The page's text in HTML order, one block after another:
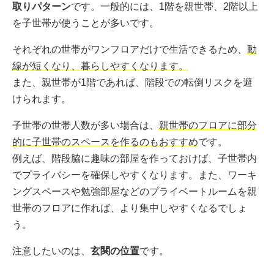
取りパターンです。一般的には、1階を親世帯、2階以上
を子世帯が使うことが多いです。
それぞれの世帯がワンフロアだけで生活できるため、 動
線が短くなり、暮らしやすくなります。
また、親世帯が1階であれば、階段での転倒リスクを避
けられます。
子世帯の世帯人数が多い場合は、 親世帯のフロアに部分
的に子世帯のスペースを作るのもおすすめです。
例えば、階段脇に趣味の部屋を作っておけば、子世帯内
でプライバシーを確保しやすくなります。また、ワーキ
ングスペースや勉強部屋などのプライベートルームを親
世帯のフロアに作れば、より集中しやすくなるでしょ
う。
注意したいのは、 玄関の位置です。